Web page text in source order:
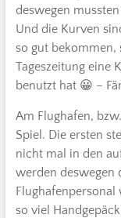
deswegen
Und die Kurven
so gut bekommen,
Tageszeitung eine
benutzt hat 😀 –
Am Flughafen,
Spiel. Die ersten
nicht mal in den
werden deswegen
so viel